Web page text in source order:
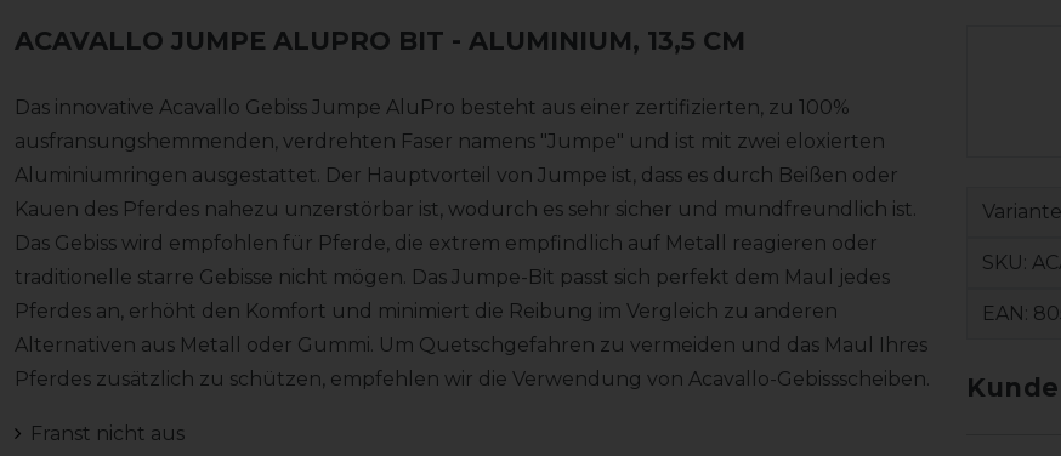
ACAVALLO JUMPE ALUPRO BIT - ALUMINIUM, 13,5 CM
Das innovative Acavallo Gebiss Jumpe AluPro besteht aus einer zertifizierten, zu 100%
ausfransungshemmenden, verdrehten Faser namens "Jumpe" und ist mit zwei eloxierten
Aluminiumringen ausgestattet. Der Hauptvorteil von Jumpe ist, dass es durch Beißen oder
Kauen des Pferdes nahezu unzerstörbar ist, wodurch es sehr sicher und mundfreundlich ist.
Das Gebiss wird empfohlen für Pferde, die extrem empfindlich auf Metall reagieren oder
traditionelle starre Gebisse nicht mögen. Das Jumpe-Bit passt sich perfekt dem Maul jedes
Pferdes an, erhöht den Komfort und minimiert die Reibung im Vergleich zu anderen
Alternativen aus Metall oder Gummi. Um Quetschgefahren zu vermeiden und das Maul Ihres
Pferdes zusätzlich zu schützen, empfehlen wir die Verwendung von Acavallo-Gebissscheiben.
Franst nicht aus
SKU:
EAN: